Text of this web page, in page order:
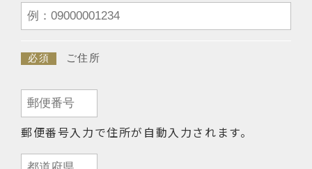
必須 ご住所
郵便番号入力で住所が自動入力されます。